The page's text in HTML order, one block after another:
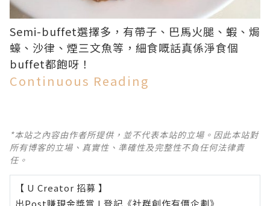
Semi-buffet選擇多，有帶子、巴馬火腿、蝦、焗
蠔、沙律、煙三文魚等，細食嘅話真係淨食個
buffet都飽呀！
Continuous Reading
*本站之內容由作者所提供，並不代表本站的立場。因此本站對
所有博客的立場、真實性、準確性及完整性不負任何法律責
任。
【 U Creator 招募 】
出Post賺現金獎賞 l 登記《社群創作有價企劃》